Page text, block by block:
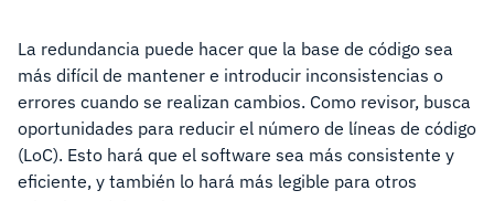
La redundancia puede hacer que la base de código sea
más difícil de mantener e introducir inconsistencias o
errores cuando se realizan cambios. Como revisor, busca
oportunidades para reducir el número de líneas de código
(LoC). Esto hará que el software sea más consistente y
eficiente, y también lo hará más legible para otros